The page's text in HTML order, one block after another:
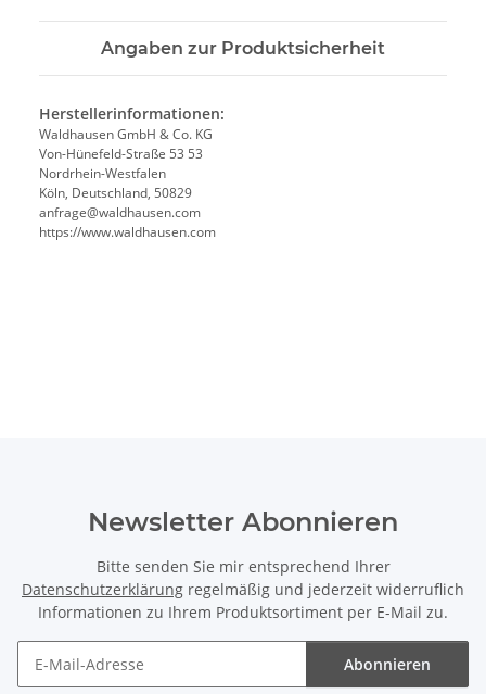
Angaben zur Produktsicherheit
Herstellerinformationen:
Waldhausen GmbH & Co. KG
Von-Hünefeld-Straße 53 53
Nordrhein-Westfalen
Köln, Deutschland, 50829
anfrage@waldhausen.com
https://www.waldhausen.com
Newsletter Abonnieren
Bitte senden Sie mir entsprechend Ihrer
Datenschutzerklärung regelmäßig und jederzeit widerruflich
Informationen zu Ihrem Produktsortiment per E-Mail zu.
Abonnieren